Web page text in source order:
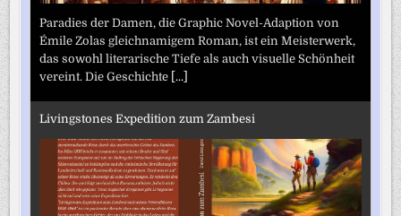
Paradies der Damen, die Graphic Novel-Adaption von
Émile Zolas gleichnamigem Roman, ist ein Meisterwerk,
das sowohl literarische Tiefe als auch visuelle Schönheit
vereint. Die Geschichte [...]
Livingstones Expedition zum Zambesi